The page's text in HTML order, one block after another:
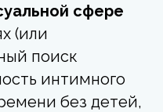
сфере
(или
поиск
интимного
без детей,